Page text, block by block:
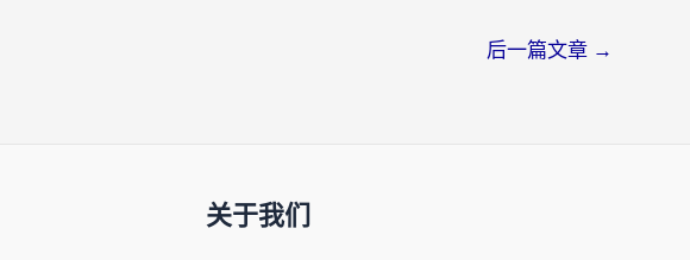
后一篇文章 →
关于我们